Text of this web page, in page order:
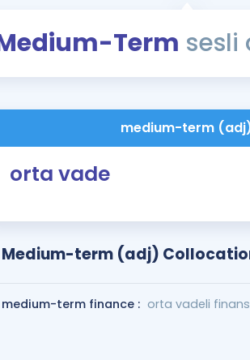
Term sesli
medium-term
orta vade
Medium-term (adj)
medium-term finance : orta vadeli finans